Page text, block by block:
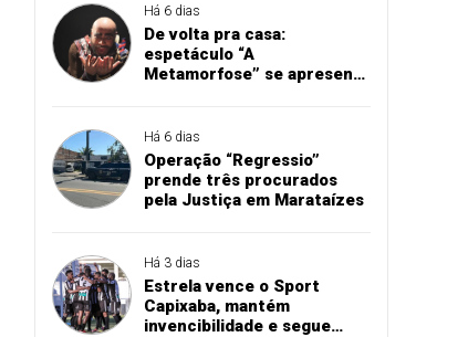
Há 6 dias
De volta pra casa:
espetáculo “A
Metamorfose” se apresenta
Há 6 dias
Operação “Regressio”
prende três procurados
pela Justiça em Marataízes
Há 3 dias
Estrela vence o Sport
Capixaba, mantém
invencibilidade e segue